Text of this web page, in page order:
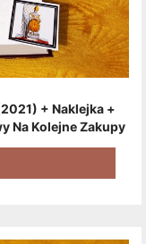
+ Naklejka +
Na Kolejne Zakupy
[zestaw 3
Gratis]